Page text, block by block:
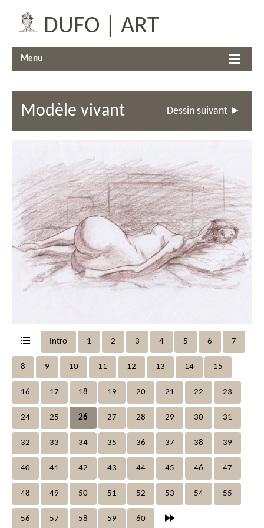
DUFO | ART
Menu
Dessin suivant ►
Modèle vivant
Intro 1 2 3 4 5 6 7
8 9 10 11 12 13 14 15
16 17 18 19 20 21 22 23
24 25 26 27 28 29 30 31
32 33 34 35 36 37 38 39
40 41 42 43 44 45 46 47
48 49 50 51 52 53 54 55
56 57 58 59 60